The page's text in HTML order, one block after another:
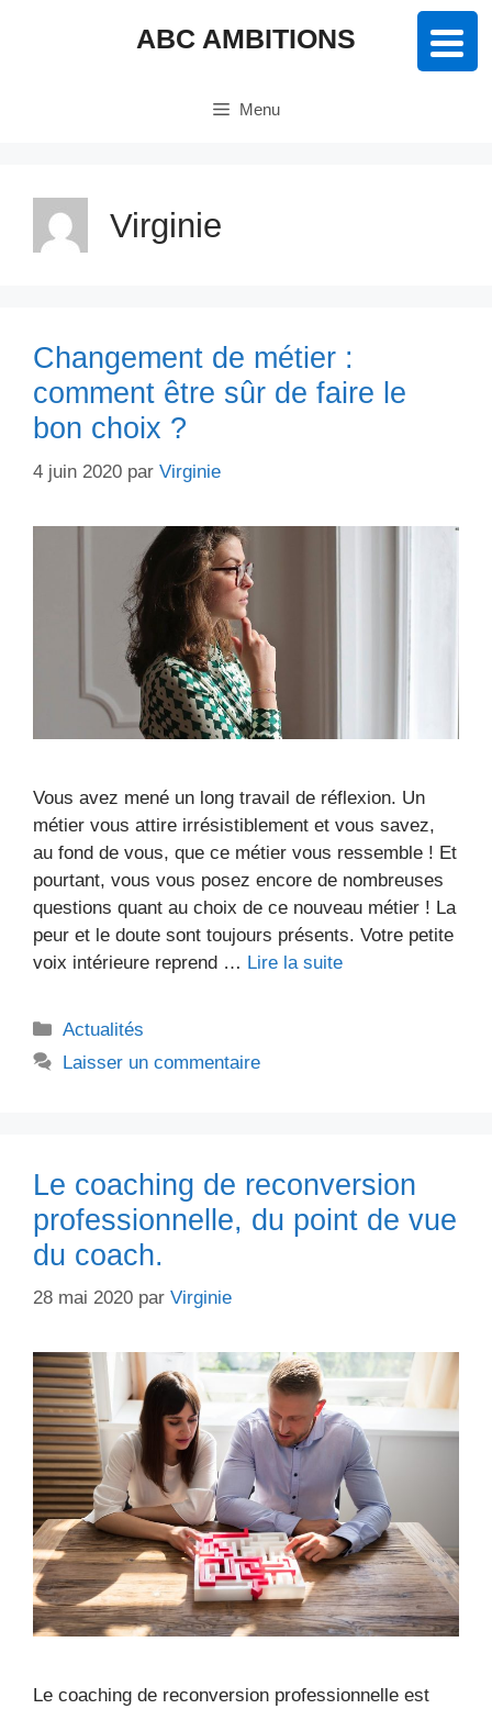
ABC AMBITIONS
Menu
Virginie
Changement de métier :
comment être sûr de faire le
bon choix ?
4 juin 2020 par Virginie
Vous avez mené un long travail de réflexion. Un
métier vous attire irrésistiblement et vous savez,
au fond de vous, que ce métier vous ressemble ! Et
pourtant, vous vous posez encore de nombreuses
questions quant au choix de ce nouveau métier ! La
peur et le doute sont toujours présents. Votre petite
voix intérieure reprend … Lire la suite
Catégories
Actualités
Laisser un commentaire
Le coaching de reconversion
professionnelle, du point de vue
du coach.
28 mai 2020 par Virginie
Le coaching de reconversion professionnelle est